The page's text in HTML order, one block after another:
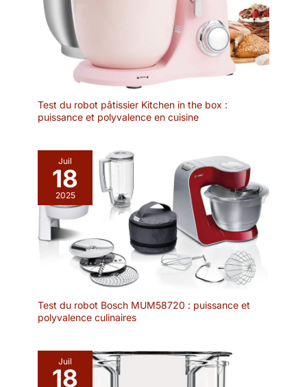
Test du robot pâtissier Kitchen in the box :
puissance et polyvalence en cuisine
Juil
18
2025
Test du robot Bosch MUM58720 : puissance et
polyvalence culinaires
Juil
18